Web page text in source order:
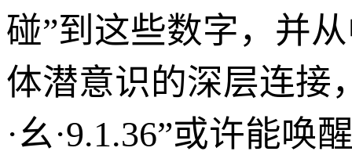
碰”到这些数字，并
体潜意识的深层连接
·幺·9.1.36”或许能